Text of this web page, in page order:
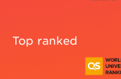
Top ranked